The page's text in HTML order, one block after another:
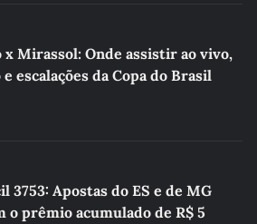
x Mirassol: Onde assistir ao vivo,
escalações da Copa do Brasil
3753: Apostas do ES e de MG
o prêmio acumulado de R$ 5